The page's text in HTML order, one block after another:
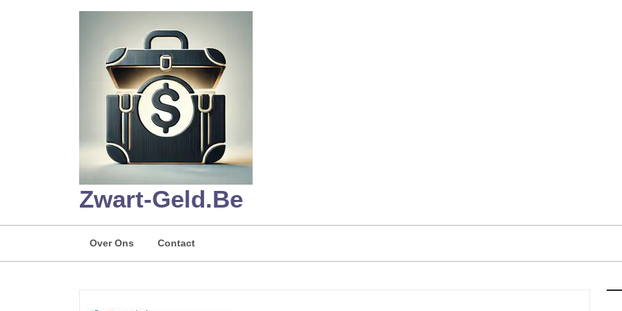
Zwart-Geld.be
Over Ons Contact